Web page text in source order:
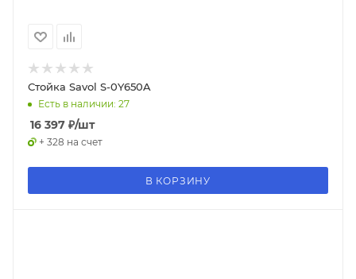
Стойка Savol S-0Y650A
Есть в наличии: 27
16 397 ₽/шт
+ 328 на счет
В КОРЗИНУ